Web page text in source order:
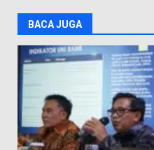
BACA JUGA